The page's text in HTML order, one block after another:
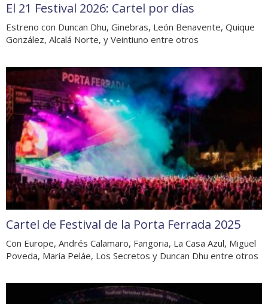
El 21 Festival 2026: Cartel por días
Estreno con Duncan Dhu, Ginebras, León Benavente, Quique
González, Alcalá Norte, y Veintiuno entre otros
Cartel de Festival de la Porta Ferrada 2025
Con Europe, Andrés Calamaro, Fangoria, La Casa Azul, Miguel
Poveda, María Peláe, Los Secretos y Duncan Dhu entre otros